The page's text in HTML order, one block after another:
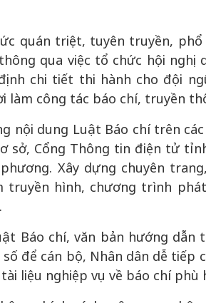
quán triệt, tuyên truyền, phổ
qua việc tổ chức hội
chi tiết thi hành cho đội
làm công tác báo chí, truyền
nội dung Luật Báo chí trên
sở, Cổng Thông tin điện tử
Xây dựng chuyên
truyền hình, chương trình
Báo chí, văn bản hướng dẫn
để cán bộ, Nhân dân dễ tiếp
liệu nghiệp vụ về báo chí